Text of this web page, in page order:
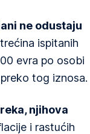
ne odustaju
ispitanih
evra po osobi
tog iznosa.
njihova
i rastućih